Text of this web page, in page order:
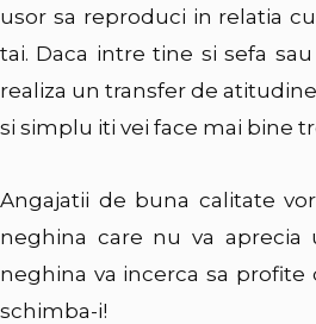
usor sa reproduci in relatia
tai. Daca intre tine si sefa
realiza un transfer de
si simplu iti vei face mai bine
Angajatii de buna calitate
neghina care nu va
neghina va incerca sa profite
schimba-i!